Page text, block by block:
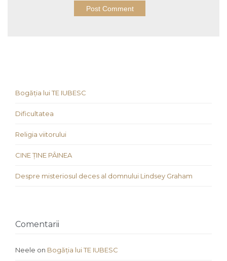
Bogăția lui TE IUBESC
Dificultatea
Religia viitorului
CINE ȚINE PÂINEA
Despre misteriosul deces al domnului Lindsey Graham
Comentarii
Neele on Bogăția lui TE IUBESC